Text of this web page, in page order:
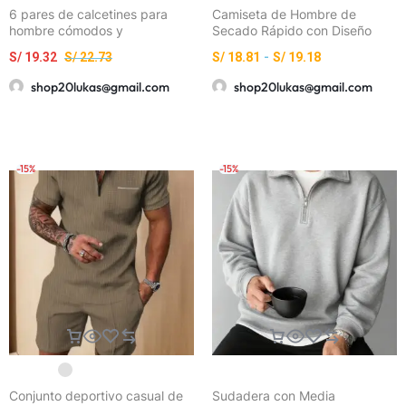
6 pares de calcetines para
hombre cómodos y
ideales para uso diario y al aire
libre, resistentes al sudor
S/22.73
S/ 19.32
shop20lukas@gmail.com
Camiseta de Hombre de
Secado Rápido con Diseño
Gimnasio Transpirable de
Cuello Redondo, Lavable a
Máquina en Poliéster,
Estampado 32
S/ 18.81 - S/ 19.18
shop20lukas@gmail.com
-15%
Conjunto deportivo casual de
-15%
Sudadera con Media